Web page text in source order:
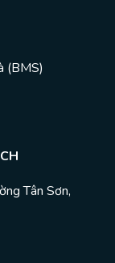
(BMS)
Tân Sơn,